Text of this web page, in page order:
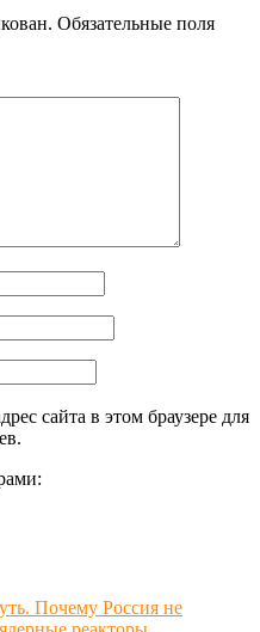
Обязательные поля
сайта в этом браузере для